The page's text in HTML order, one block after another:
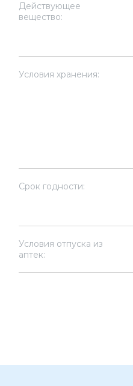
Действующее
вещество:
Условия хранения:
Срок годности:
Условия отпуска из
аптек: